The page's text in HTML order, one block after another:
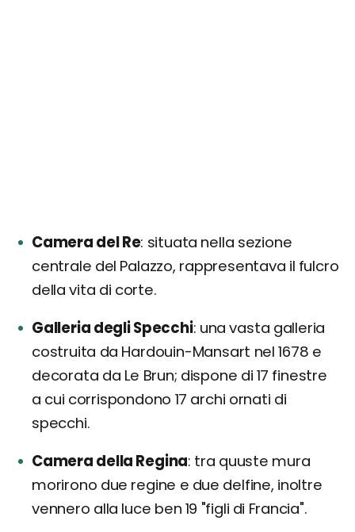
Camera del Re situata nella sezione
centrale del Palazzo, rappresentava il fulcro
della vita di corte.
Galleria degli Specchi una vasta galleria
costruita da Hardouin-Mansart nel 1678 e
decorata da Le Brun; dispone di 17 finestre
a cui corrispondono 17 archi ornati di
specchi.
Camera della Regina tra quuste mura
morirono due regine e due delfine, inoltre
vennero alla luce ben 19 "figli di Francia".